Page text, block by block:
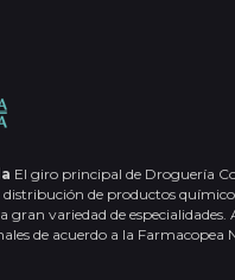
El giro principal de Droguería
de productos
gran variedad de especialidades.
de acuerdo a la Farmacopea